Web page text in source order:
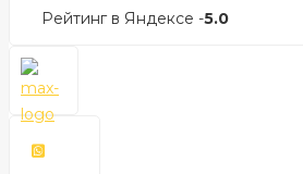
Рейтинг в Яндексе -5.0